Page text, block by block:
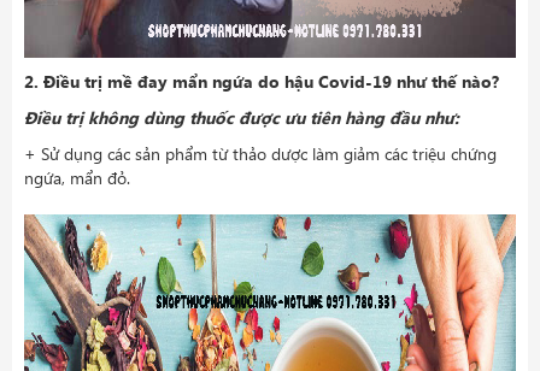
2. Điều trị mề đay mẩn ngứa do hậu Covid-19 như thế nào?
Điều trị không dùng thuốc được ưu tiên hàng đầu như:
+ Sử dụng các sản phẩm từ thảo dược làm giảm các triệu chứng
ngứa, mẩn đỏ.